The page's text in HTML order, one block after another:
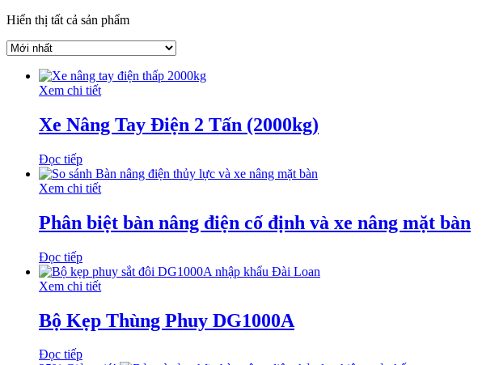
Hiển thị tất cả sản phẩm
Xem chi tiết
Xe Nâng Tay Điện 2 Tấn (2000kg)
Đọc tiếp
Xem chi tiết
Phân biệt bàn nâng điện cố định và xe nâng mặt bàn
Đọc tiếp
Xem chi tiết
Bộ Kẹp Thùng Phuy DG1000A
Đọc tiếp